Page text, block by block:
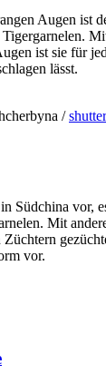
Augen ist
ist sie für
lässt.
/
Südchina vor,
Mit
vor.